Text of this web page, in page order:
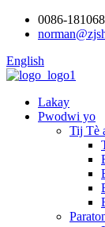
0086-
English
Lakay
Pwodwi yo
Tij Tè